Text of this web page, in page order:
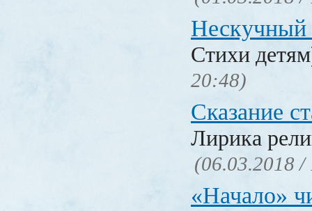
Нескучный
Стихи
20:48)
Сказание
Лирика
(06.03.2018 /
«Начало»